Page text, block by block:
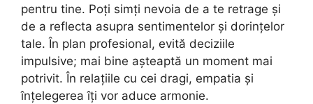
pentru tine. Poți simți nevoia de a te retrage și
de a reflecta asupra sentimentelor și dorințelor
tale. În plan profesional, evită deciziile
impulsive; mai bine așteaptă un moment mai
potrivit. În relațiile cu cei dragi, empatia și
înțelegerea îți vor aduce armonie.